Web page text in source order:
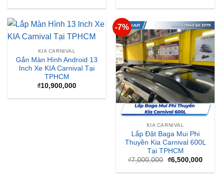
là:
tại
₫32,000,000.
là:
tại
KIA CARNIVAL
Gắn Màn Hình Android 13
Inch Xe KIA Carnival Tại
TPHCM
₫10,900,000
-7%
KIA CARNIVAL
Lắp Đặt Baga Mui Phi
Thuyền Kia Carnival 600L
Tại TPHCM
₫7,000,000 Giá
là:
₫6,500,000Giá
tại